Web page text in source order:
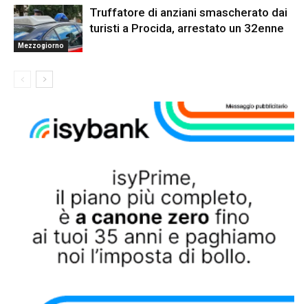
Mezzogiorno
Truffatore di anziani smascherato dai
turisti a Procida, arrestato un 32enne